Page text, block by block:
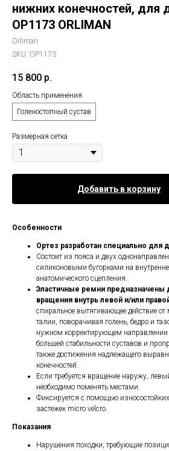
нижних конечностей, для
OP1173 ORLIMAN
Orliman
SKU: OP1173
15 800 р.
Область применения
Голеностопный сустав
Размерная сетка
Добавить в корзину
Особенности
Ортез разработан специально для
Состоит из пояса и двух
силиконовыми бугорками на
анатомического сцепления.
Эластичные ремни предназначены
вращения внутрь левой и/или
спиральное вытягивающее действие
талии, поворачивая голень, бедро и
нужном корректирующем направлении
большей стабильности суставов и
также достижения надлежащего
конечностей.
Если требуется вращение наружу,
необходимо поменять местами.
Фиксируется с помощью
застежек micro velcro.
Показания
Нарушения походки, требующие